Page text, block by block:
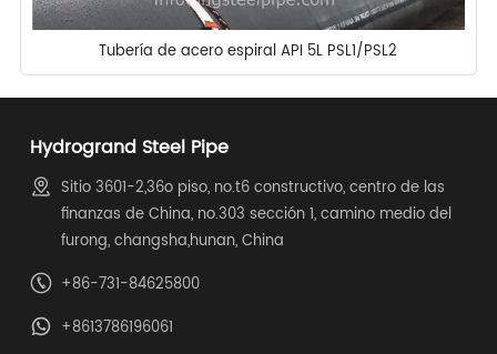
Tubería de acero espiral API 5L PSL1/PSL2
Hydrogrand Steel Pipe
Sitio 3601-2,36o piso, no.t6 constructivo, centro de las
finanzas de China, no.303 sección 1, camino medio del
furong, changsha,hunan, China
+86-731-84625800
+8613786196061